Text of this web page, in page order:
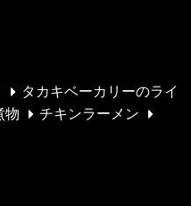
タカキベーカリーのライ
物
チキンラーメン